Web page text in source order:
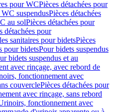
pour WCPièces détachées pour
suspendusPièces détachées
au solPièces détachées pour
détachées pour
sanitaires pour bidetsPièces
pour bidetsPour bidets suspendus
bidets suspendus et au
avec rinçage, avec rebord de
fonctionnement avec
couverclePièces détachées pour
avec rinçage, sans rebord
fonctionnement avec